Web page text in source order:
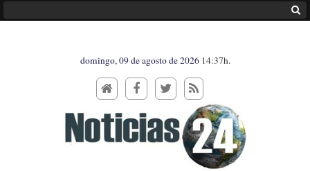
domingo, 09 de agosto de 2026 14:37h.